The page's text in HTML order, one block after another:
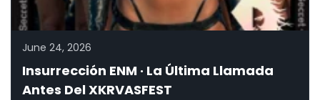
June 24, 2026
Insurrección ENM · La Última Llamada
Antes Del XKRVASFEST